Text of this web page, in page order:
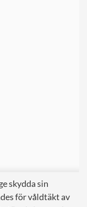
skydda sin
för våldtäkt av